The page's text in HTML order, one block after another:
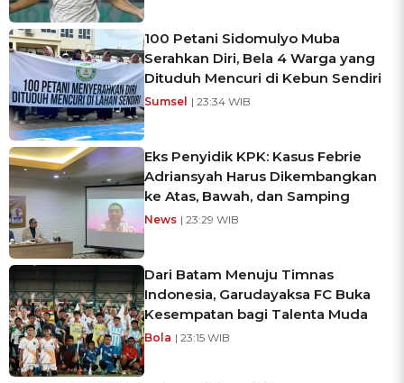
100 Petani Sidomulyo Muba
Serahkan Diri, Bela 4 Warga yang
Dituduh Mencuri di Kebun Sendiri
Sumsel | 23:34 WIB
Eks Penyidik KPK: Kasus Febrie
Adriansyah Harus Dikembangkan
ke Atas, Bawah, dan Samping
News | 23:29 WIB
Dari Batam Menuju Timnas
Indonesia, Garudayaksa FC Buka
Kesempatan bagi Talenta Muda
Bola | 23:15 WIB